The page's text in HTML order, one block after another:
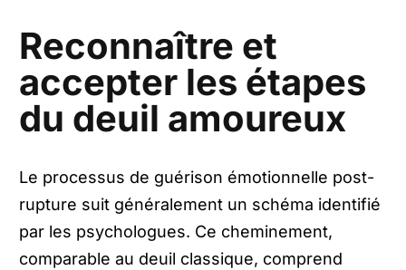
Reconnaître et
accepter les étapes
du deuil amoureux
Le processus de guérison émotionnelle post-
rupture suit généralement un schéma identifié
par les psychologues. Ce cheminement,
comparable au deuil classique, comprend